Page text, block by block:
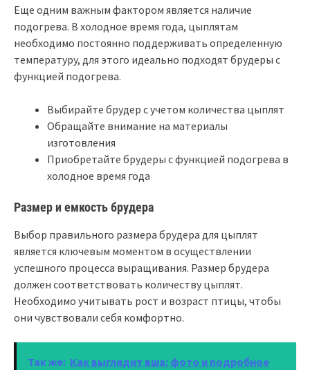
Еще одним важным фактором является наличие
подогрева. В холодное время года, цыплятам
необходимо постоянно поддерживать определенную
температуру, для этого идеально подходят брудеры с
функцией подогрева.
Выбирайте брудер с учетом количества цыплят
Обращайте внимание на материалы
изготовления
Приобретайте брудеры с функцией подогрева в
холодное время года
Размер и емкость брудера
Выбор правильного размера брудера для цыплят
является ключевым моментом в осуществлении
успешного процесса выращивания. Размер брудера
должен соответствовать количеству цыплят.
Необходимо учитывать рост и возраст птицы, чтобы
они чувствовали себя комфортно.
Так же: Как выглядит вша: фото и подробное